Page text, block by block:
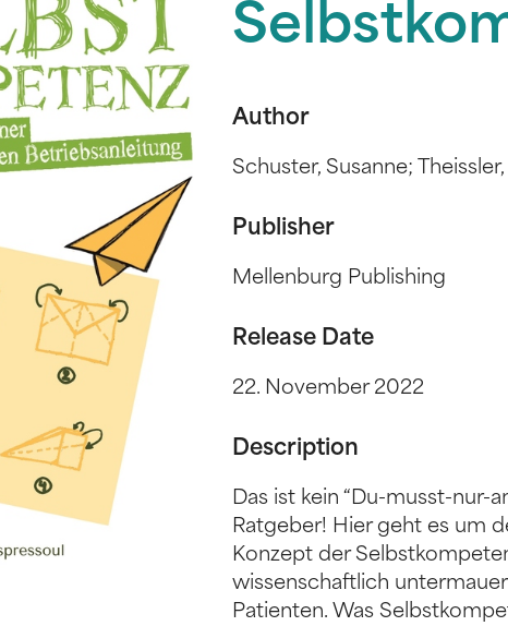
Author
Schuster, Susanne;
Publisher
Mellenburg Publishing
Release Date
22. November 2022
Description
Das ist kein “Du-musst-
Ratgeber! Hier geht es um
Konzept der
wissenschaftlich
Patienten. Was